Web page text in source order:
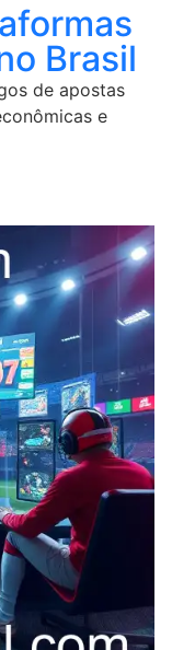
Brasil
de apostas
e